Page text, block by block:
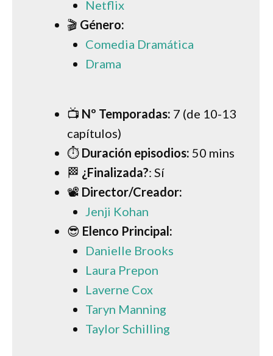
Netflix
🎬 Género:
Comedia Dramática
Drama
📺 Nº Temporadas: 7 (de 10-13
capítulos)
⏱ Duración episodios: 50 mins
🏁 ¿Finalizada?: Sí
📽 Director/Creador:
Jenji Kohan
😎 Elenco Principal:
Danielle Brooks
Laura Prepon
Laverne Cox
Taryn Manning
Taylor Schilling